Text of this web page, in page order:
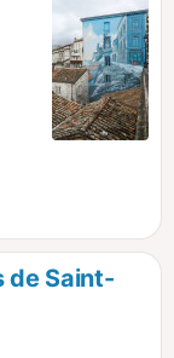
de Saint-